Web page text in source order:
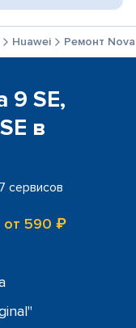
Huawei Ремонт Nova
9 SE,
в
сервисов
от 590 ₽